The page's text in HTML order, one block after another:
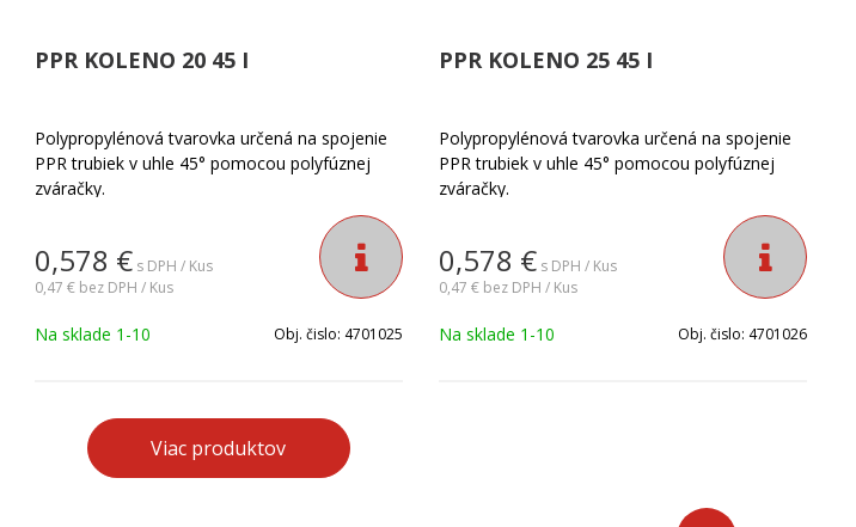
PPR KOLENO 20 45 I
Polypropylénová tvarovka určená na spojenie
PPR trubiek v uhle 45° pomocou polyfúznej
zváračky.
0,578 € s DPH / Kus
0,47 € bez DPH / Kus
Na sklade 1-10 Obj. čislo: 4701025
PPR KOLENO 25 45 I
Polypropylénová tvarovka určená na spojenie
PPR trubiek v uhle 45° pomocou polyfúznej
zváračky.
0,578 € s DPH / Kus
0,47 € bez DPH / Kus
Na sklade 1-10 Obj. čislo: 4701026
Viac produktov